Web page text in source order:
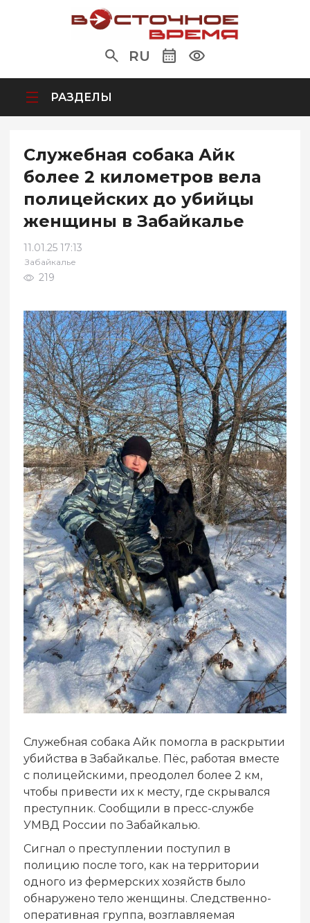
RU
РАЗДЕЛЫ
Служебная собака Айк
более 2 километров вела
полицейских до убийцы
женщины в Забайкалье
11.01.25 17:13
Забайкалье
219
Служебная собака Айк помогла в раскрытии
убийства в Забайкалье. Пёс, работая вместе
с полицейскими, преодолел более 2 км,
чтобы привести их к месту, где скрывался
преступник. Сообщили в пресс-службе
УМВД России по Забайкалью.
Сигнал о преступлении поступил в
полицию после того, как на территории
одного из фермерских хозяйств было
обнаружено тело женщины. Следственно-
оперативная группа, возглавляемая